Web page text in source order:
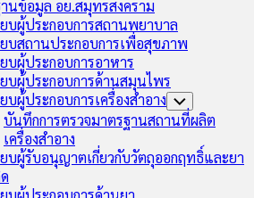
Menu
นข้อมูล อย.สมุทรสงคราม
บผู้ประกอบการสถานพยาบาล
บสถานประกอบการเพื่อสุขภาพ
บผู้ประกอบการอาหาร
บผู้ประกอบการด้านสมุนไพร
บผู้ประกอบการเครื่องสำอาง Toggle
Child
Menu
บันทึกการตรวจมาตรฐานสถานที่ผลิต
เครื่องสำอาง
บผู้รับอนุญาตเกี่ยวกับวัตถุออกฤทธิ์และยา